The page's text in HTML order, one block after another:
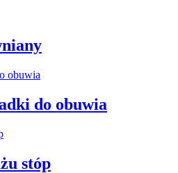
do obuwia
stóp